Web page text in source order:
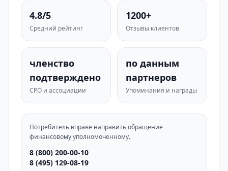
4.8/5
Средний рейтинг
1200+
Отзывы клиентов
членство
подтверждено
СРО и ассоциации
по данным
партнеров
Упоминания и награды
Потребитель вправе направить обращение
финансовому уполномоченному.
8 (800) 200-00-10
8 (495) 129-08-19